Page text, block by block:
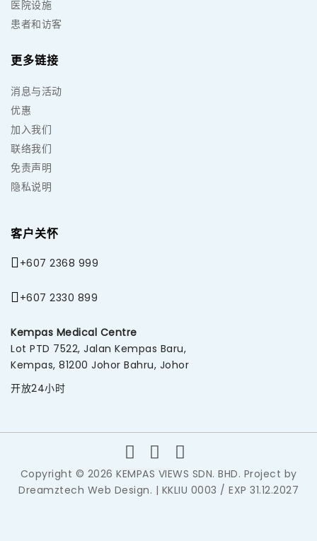
医院设施
患者和访客
更多链接
消息与活动
优惠
加入我们
联络我们
免责声明
隐私说明
客户关怀
+607 2368 999
+607 2330 899
Kempas Medical Centre
Lot PTD 7522, Jalan Kempas Baru,
Kempas, 81200 Johor Bahru, Johor
开放24小时
Copyright © 2026 KEMPAS VIEWS SDN. BHD. Project by
Dreamztech Web Design. | KKLIU 0003 / EXP 31.12.2027